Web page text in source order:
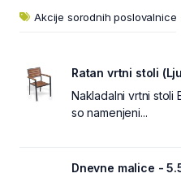
Akcije sorodnih poslovalnice
Ratan vrtni stoli
Nakladalni vrtni stoli
so namenjeni...
Dnevne malice -